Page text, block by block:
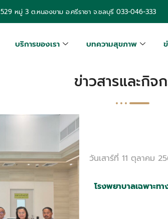
529 หมู่ 3 ต.หนองขาม อ.ศรีราชา จ.ชลบุรี 033-046-333
บริการของเรา บทความสุขภาพ
ข่าวสารและกิจ
วันเสาร์ที่ 11 ตุลาคม
โรงพยาบาลเฉพาะท